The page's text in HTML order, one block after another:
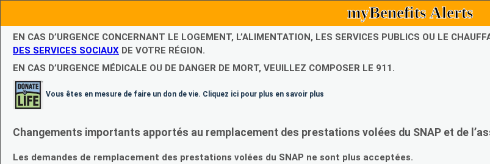
myBenefits Alerts
EN CAS D’URGENCE CONCERNANT LE LOGEMENT, L’ALIMENTATION, LES SERVICES PUBLICS OU LE
DES SERVICES SOCIAUX DE VOTRE RÉGION.
EN CAS D’URGENCE MÉDICALE OU DE DANGER DE MORT, VEUILLEZ COMPOSER LE 911.
Vous êtes en mesure de faire un don de vie. Cliquez ici pour plus en savoir plus
Changements importants apportés au remplacement des prestations volées du SNAP et de
Les demandes de remplacement des prestations volées du SNAP ne sont plus acceptées.